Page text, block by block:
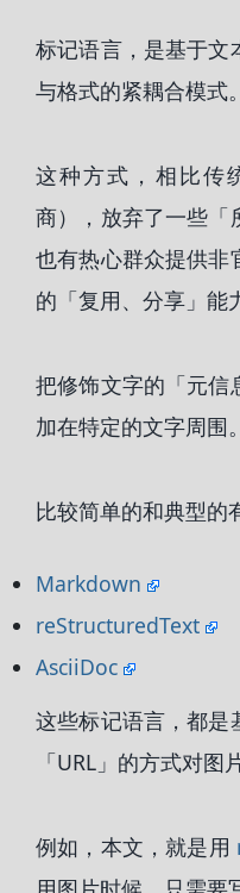
标记语言，是基于文
与格式的紧耦合模式。
这种方式，相比传
商），放弃了一些「
也有热心群众提供非
的「复用、分享」能
把修饰文字的「元信
加在特定的文字周围。
比较简单的和典型的
Markdown
reStructuredText
AsciiDoc
这些标记语言，都是
「URL」的方式对图
例如，本文，就是用